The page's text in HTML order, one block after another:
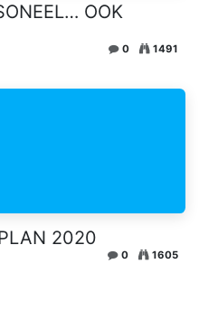
OOK
0 1491
2020
0 1605